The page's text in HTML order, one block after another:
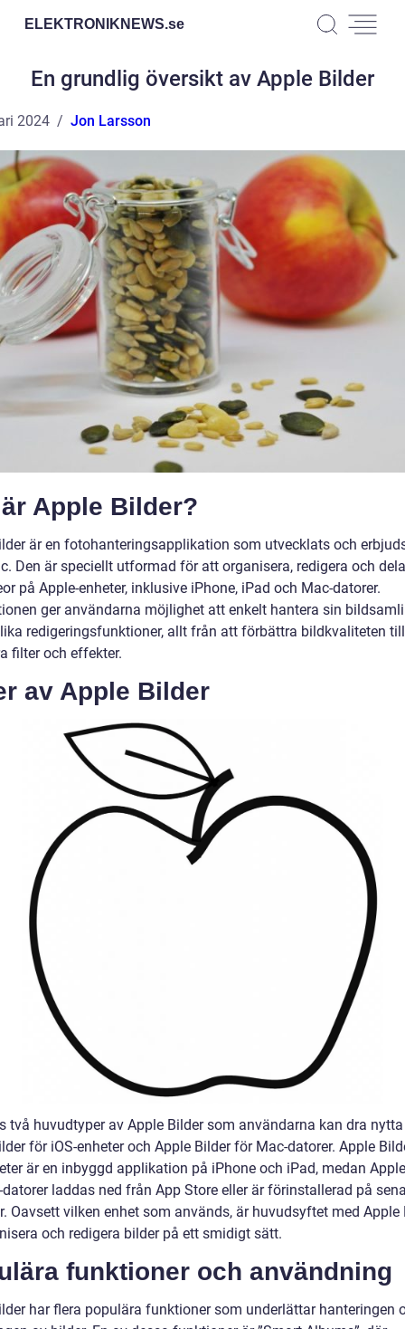
ELEKTRONIKNEWS.se
En grundlig översikt av Apple Bilder
2024 Jon Larsson
Apple Bilder?
är en fotohanteringsapplikation som utvecklats och
Den är speciellt utformad för att organisera, redigera och
på Apple-enheter, inklusive iPhone, iPad och Mac-datorer.
ger användarna möjlighet att enkelt hantera sin
redigeringsfunktioner, allt från att förbättra bildkvaliteten
filter och effekter.
av Apple Bilder
två huvudtyper av Apple Bilder som användarna kan dra
för iOS-enheter och Apple Bilder för Mac-datorer. Apple
är en inbyggd applikation på iPhone och iPad, medan
laddas ned från App Store eller är förinstallerad på
Oavsett vilken enhet som används, är huvudsyftet med Apple
och redigera bilder på ett smidigt sätt.
funktioner och användning
har flera populära funktioner som underlättar hanteringen